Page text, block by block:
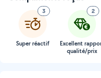
3
Super réactif
2
Excellent
qualité/prix